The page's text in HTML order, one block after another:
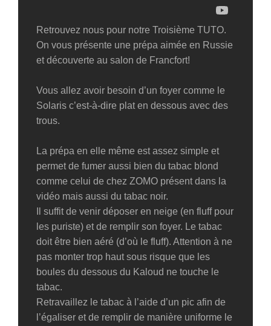
Retrouvez nous pour notre Troisième TUTO.
On vous présente une prépa aimée en Russie
et découverte au salon de Francfort!
Vous allez avoir besoin d’un foyer comme le
Solaris c’est-à-dire plat en dessous avec des
trous.
La prépa en elle même est assez simple et
permet de fumer aussi bien du tabac blond
comme celui de chez ZOMO présent dans la
vidéo mais aussi du tabac noir.
Il suffit de venir déposer en neige (en fluff pour
les puriste) et de remplir son foyer. Le tabac
doit être bien aéré (d’où le fluff). Attention à ne
pas monter trop haut sous risque que les
boules du dessous du Kaloud ne touche le
tabac.
Retravaillez le tabac à l’aide d’un pic afin de
l’égaliser et de remplir de manière uniforme le